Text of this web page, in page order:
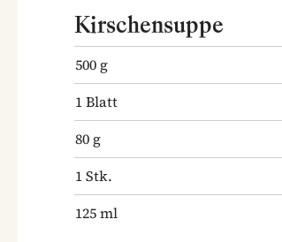
Kirschensuppe
500 g
1Blatt
80 g
1Stk.
125ml